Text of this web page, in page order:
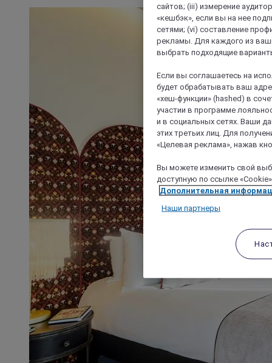
сайтов; (iii) измерение
«кешбэк», если вы на нее
сетями; (vi) составление
рекламы. Для каждого из
выбрать подходящие
Если вы соглашаетесь на
будет обрабатывать ваш
«хеш-функции» (hashed) в
участии в программе
и в социальных сетях. Ваши
этих третьих лиц. Для
«Целевая реклама», нажав
Вы можете изменить свой
доступную по ссылке
Дополнительная
Наши партнеры